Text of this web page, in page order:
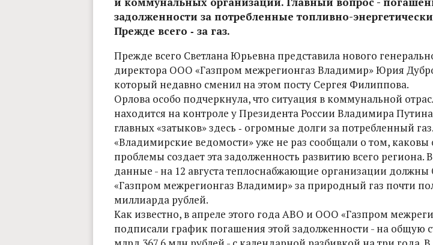
задолженности за потребленные топливно-
Прежде всего ‑ за газ.
Прежде всего Светлана Юрьевна представила нового
директора ООО «Газпром межрегионгаз Владимир» Юрия
который недавно сменил на этом посту Сергея Филиппова.
Орлова особо подчеркнула, что ситуация в коммунальной
находится на контроле у Президента России Владимира
главных «затыков» здесь ‑ огромные долги за потребленный газ.
«Владимирские ведомости» уже не раз сообщали о том, каковы
проблемы создает эта задолженность развитию всего региона.
данные - на 12 августа теплоснабжающие организации
«Газпром межрегионгаз Владимир» за природный газ почти
миллиарда рублей.
Как известно, в апреле этого года АВО и ООО «Газпром
подписали график погашения этой задолженности - на общую